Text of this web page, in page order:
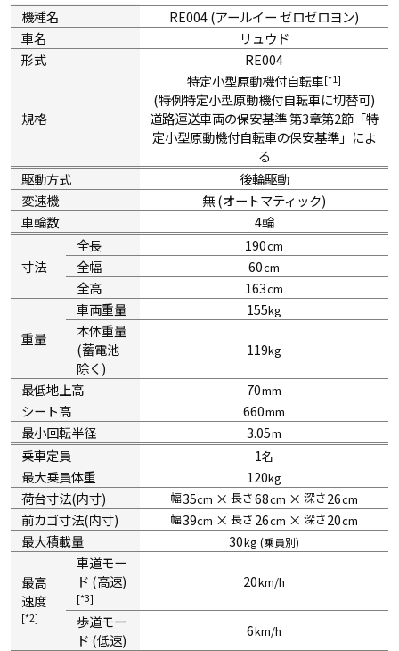
機種名
RE004 (アールイー ゼロゼロヨン)
車名
リュウド
形式
RE004
規格
特定小型原動機付自転車 *1
(特例特定小型原動機付自転車に切替可)
道路運送車両の保安基準 第3章第2節「特
定小型原動機付自転車の保安基準」によ
る
駆動方式
後輪駆動
変速機
無 (オートマティック)
車輪数
4輪
寸法
全長 190cm
全幅 60cm
全高 163cm
重量
車両重量 155kg
本体重量
(蓄電池
除く)
119kg
最低地上高 70mm
シート高 660mm
最小回転半径 3.05m
乗車定員 1名
最大乗員体重 120kg
荷台寸法(内寸) 幅35cm ×長さ68cm × 深さ26cm
前カゴ寸法(内寸) 幅39cm ×長さ 26cm × 深さ20cm
最大積載量 30kg (乗員別)
最高
速度
*2
車道モー
ド (高速)
*3
20km/h
歩道モー
ド (低速)
6km/h